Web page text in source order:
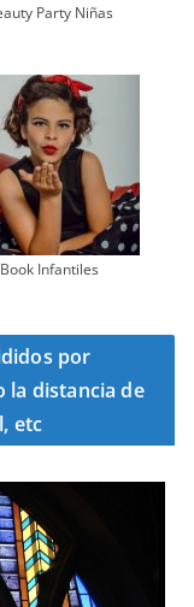
Party Niñas
Book Infantiles
por
la distancia de
etc